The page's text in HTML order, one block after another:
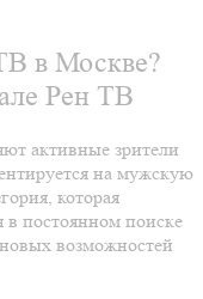
в Москве?
Рен ТВ
активные зрители
на мужскую
которая
в постоянном поиске
возможностей